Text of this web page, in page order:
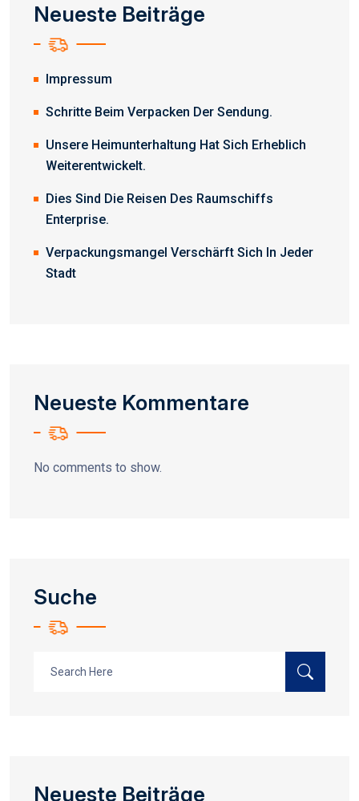
Neueste Beiträge
Impressum
Schritte Beim Verpacken Der Sendung.
Unsere Heimunterhaltung Hat Sich Erheblich
Weiterentwickelt.
Dies Sind Die Reisen Des Raumschiffs
Enterprise.
Verpackungsmangel Verschärft Sich In Jeder
Stadt
Neueste Kommentare
No comments to show.
Suche
Neueste Beiträge